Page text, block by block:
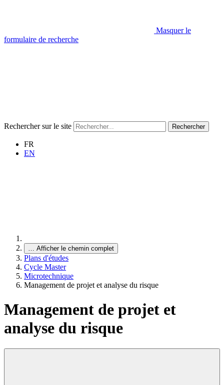
Masquer le
formulaire de recherche
Rechercher sur le site Rechercher
FR
EN
… Afficher le chemin complet
Plans d'études
Cycle Master
Microtechnique
Management de projet et analyse du risque
Management de projet et
analyse du risque